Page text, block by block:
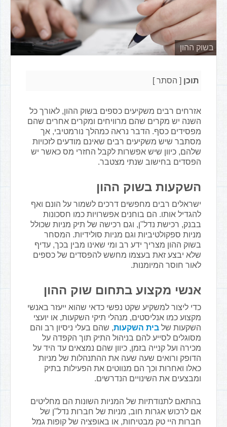
בשוק ההון
תוכן [ הסתר]
אזרחים רבים משקיעים כספים בשוק ההון, לאורך כל
השנה יש מקרים שהם מרוויחים ומקרים אחרים שהם
מפסידים כסף. הדבר נראה כמהלך נורמטיבי, אך
מסתבר שיש משקיעים רבים שאינם מודעים לזכויות
שלהם, כיוון שיש אפשרות לקבל החזרי מס כאשר יש
הפסדים בחישוב שנתי מצטבר.
השקעות בשוק ההון
ישראלים רבים מחפשים דרכים לשמור על הונם ואף
להגדיל אותו. הם בוחנים אפשרויות כמו חסכונות
בבנק, רכישת נדל"ן, וגם רכישה של תיק מניות שכולל
מניות ספקולטיביות וגם מניות סולידיות. המסחר
בשוק ההון מצריך ידע רב ומי שאינו מבין בכך, עדיף
שלא יבצע זאת בעצמו מחשש להפסדים של כספים
לאור חוסר המיומנות.
אנשי מקצוע בתחום שוק ההון
כדי ליצור למשקיע שקט נפשי כדאי שהוא ייעזר באנשי
מקצוע כמו אנליסטים, מנהלי תיקי השקעות, או יועצי
השקעות של בית השקעות, שהם בעלי ניסיון רב והם
מסוגלים לסייע להם בניהול התיק תוך הקפדה על
מכירה ועל קנייה בזמן, כיוון שהם נמצאים עד היד על
הדופק ורואים שעה שעה את ההתנהלות של מניות
כאלו ואחרות וכך הם מנווטים את הפעילות בתיק
ומבצעים את השינויים הנדרשים.
בהתאם לתנודתיות של המניות השונות הם מחליטים
אם לרכוש אגרות חוב, מניות של חברות נדל"ן של
חברות היי טק מבטיחות, או באופציה של קופות גמל